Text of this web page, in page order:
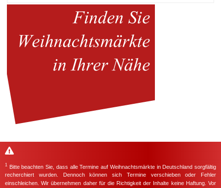
1
Bitte beachten Sie, dass alle Termine auf Weihnachtsmärkte in Deutschland sorgfältig
recherchiert wurden. Dennoch können sich Termine verschieben oder Fehler
einschleichen. Wir übernehmen daher für die Richtigkeit der Inhalte keine Haftung. Vor